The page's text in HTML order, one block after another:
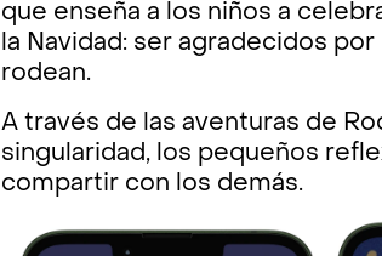
que enseña a los niños a
la Navidad: ser agradecidos
rodean.
A través de las aventuras de
singularidad, los pequeños
compartir con los demás.